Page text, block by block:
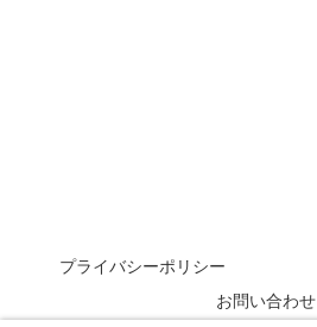
プライバシーポリシー
お問い合わせ